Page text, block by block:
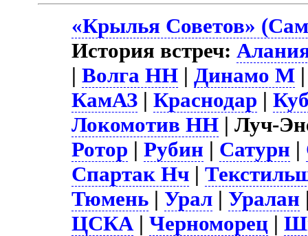
«Крылья Советов»
История встреч:
|Волга НН |Динамо М
КамАЗ |Краснодар |
Локомотив НН | Луч-
Ротор |Рубин | Сатурн |
Спартак Нч |
Тюмень |Урал |Уралан
ЦСКА |Черноморец |